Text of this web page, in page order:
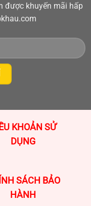
được khuyến mãi hấp
KHOẢN SỬ
DỤNG
SÁCH BẢO
HÀNH